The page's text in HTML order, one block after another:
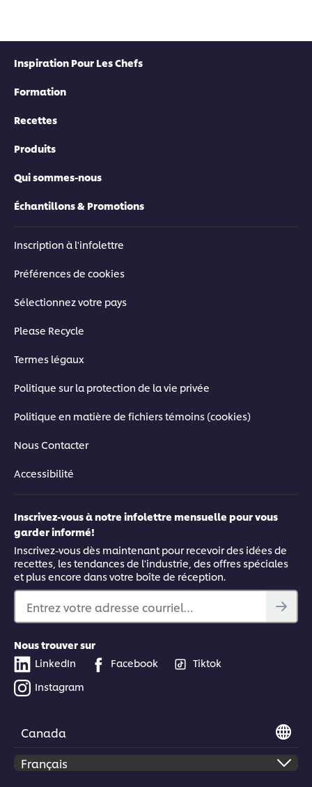
Inspiration Pour Les Chefs
Formation
Recettes
Produits
Qui sommes-nous
Échantillons & Promotions
Inscription à l'infolettre
Préférences de cookies
Sélectionnez votre pays
Please Recycle
Termes légaux
Politique sur la protection de la vie privée
Politique en matière de fichiers témoins (cookies)
Nous Contacter
Accessibilité
Inscrivez-vous à notre infolettre mensuelle pour vous
garder informé!
Inscrivez-vous dès maintenant pour recevoir des idées de
recettes, les tendances de l'industrie, des offres spéciales
et plus encore dans votre boîte de réception.
Entrez votre adresse courriel…
Nous trouver sur
LinkedIn
Facebook
Tiktok
Instagram
Canada